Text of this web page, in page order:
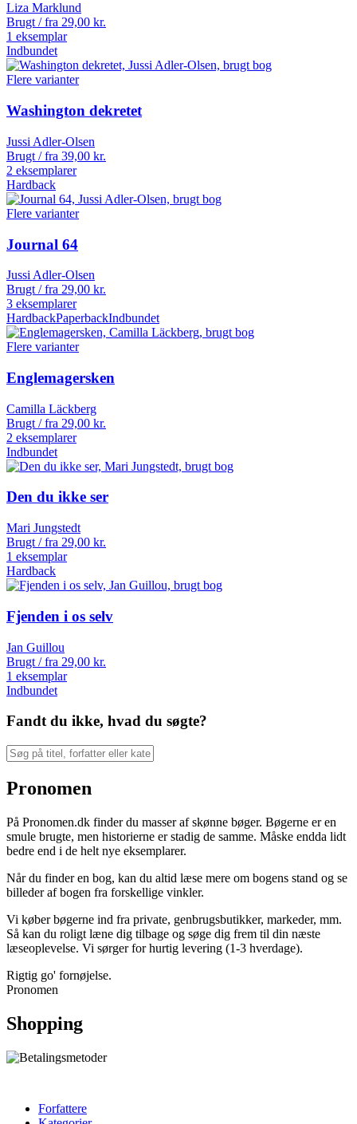
Liza Marklund
Brugt / fra 29,00 kr.
1 eksemplar
Indbundet
Flere varianter
Washington dekretet
Jussi Adler-Olsen
Brugt / fra 39,00 kr.
2 eksemplarer
Hardback
Flere varianter
Journal 64
Jussi Adler-Olsen
Brugt / fra 29,00 kr.
3 eksemplarer
HardbackPaperbackIndbundet
Flere varianter
Englemagersken
Camilla Läckberg
Brugt / fra 29,00 kr.
2 eksemplarer
Indbundet
Den du ikke ser
Mari Jungstedt
Brugt / fra 29,00 kr.
1 eksemplar
Hardback
Fjenden i os selv
Jan Guillou
Brugt / fra 29,00 kr.
1 eksemplar
Indbundet
Fandt du ikke, hvad du søgte?
Pronomen
På Pronomen.dk finder du masser af skønne bøger. Bøgerne er en
smule brugte, men historierne er stadig de samme. Måske endda lidt
bedre end i de helt nye eksemplarer.
Når du finder en bog, kan du altid læse mere om bogens stand og se
billeder af bogen fra forskellige vinkler.
Vi køber bøgerne ind fra private, genbrugsbutikker, markeder, mm.
Så kan du roligt læne dig tilbage og søge dig frem til din næste
læseoplevelse. Vi sørger for hurtig levering (1-3 hverdage).
Rigtig go' fornøjelse.
Pronomen
Shopping
Forfattere